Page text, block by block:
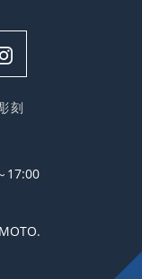
刻
17:00